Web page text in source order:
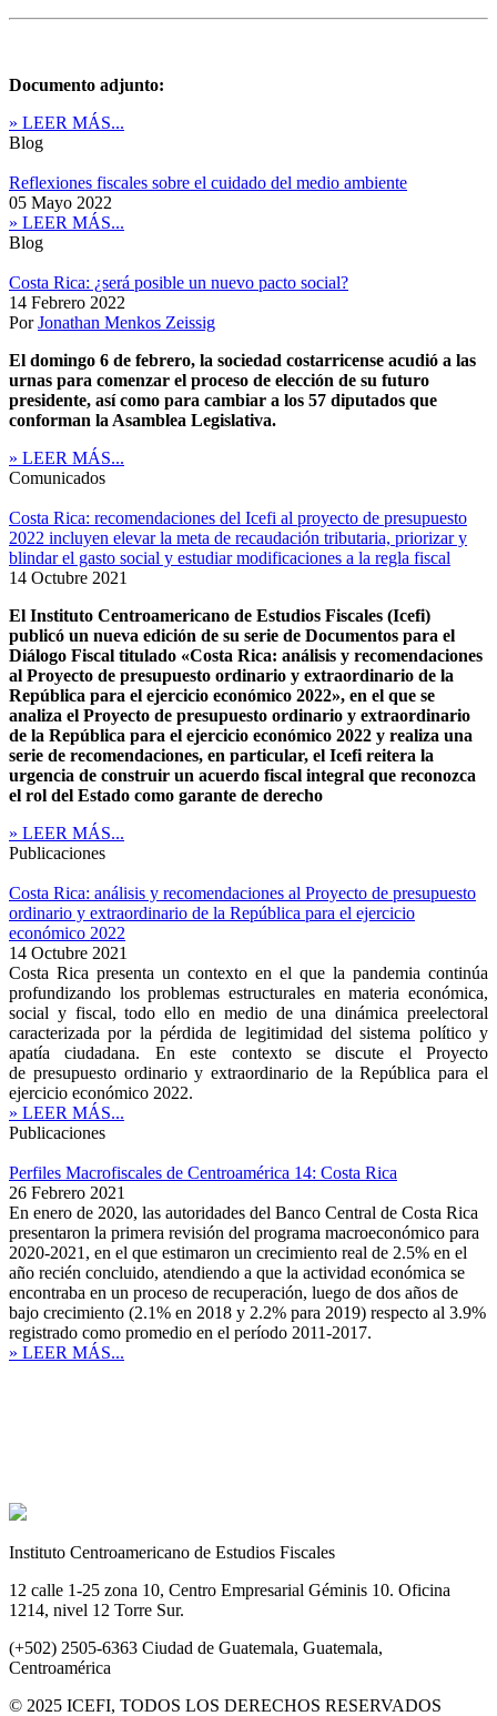
Documento adjunto:
» LEER MÁS...
Blog
Reflexiones fiscales sobre el cuidado del medio ambiente
05 Mayo 2022
» LEER MÁS...
Blog
Costa Rica: ¿será posible un nuevo pacto social?
14 Febrero 2022
PorJonathan Menkos Zeissig
El domingo 6 de febrero, la sociedad costarricense acudió a las
urnas para comenzar el proceso de elección de su futuro
presidente, así como para cambiar a los 57 diputados que
conforman la Asamblea Legislativa.
» LEER MÁS...
Comunicados
Costa Rica: recomendaciones del Icefi al proyecto de presupuesto
2022 incluyen elevar la meta de recaudación tributaria, priorizar y
blindar el gasto social y estudiar modificaciones a la regla fiscal
14 Octubre 2021
El Instituto Centroamericano de Estudios Fiscales (Icefi)
publicó un nueva edición de su serie de Documentos para el
Diálogo Fiscal titulado «Costa Rica: análisis y recomendaciones
al Proyecto de presupuesto ordinario y extraordinario de la
República para el ejercicio económico 2022», en el que se
analiza el Proyecto de presupuesto ordinario y extraordinario
de la República para el ejercicio económico 2022 y realiza una
serie de recomendaciones, en particular, el Icefi reitera la
urgencia de construir un acuerdo fiscal integral que reconozca
el rol del Estado como garante de derecho
» LEER MÁS...
Publicaciones
Costa Rica: análisis y recomendaciones al Proyecto de presupuesto
ordinario y extraordinario de la República para el ejercicio
económico 2022
14 Octubre 2021
Costa Rica presenta un contexto en el que la pandemia continúa
profundizando los problemas estructurales en materia económica,
social y fiscal, todo ello en medio de una dinámica preelectoral
caracterizada por la pérdida de legitimidad del sistema político y
apatía ciudadana. En este contexto se discute el Proyecto
de presupuesto ordinario y extraordinario de la República para el
ejercicio económico 2022.
» LEER MÁS...
Publicaciones
Perfiles Macrofiscales de Centroamérica 14: Costa Rica
26 Febrero 2021
En enero de 2020, las autoridades del Banco Central de Costa Rica
presentaron la primera revisión del programa macroeconómico para
2020-2021, en el que estimaron un crecimiento real de 2.5% en el
año recién concluido, atendiendo a que la actividad económica se
encontraba en un proceso de recuperación, luego de dos años de
bajo crecimiento (2.1% en 2018 y 2.2% para 2019) respecto al 3.9%
registrado como promedio en el período 2011-2017.
» LEER MÁS...
Instituto Centroamericano de Estudios Fiscales
12 calle 1-25 zona 10, Centro Empresarial Géminis 10. Oficina
1214, nivel 12 Torre Sur.
(+502) 2505-6363 Ciudad de Guatemala, Guatemala,
Centroamérica
© 2025 ICEFI, TODOS LOS DERECHOS RESERVADOS